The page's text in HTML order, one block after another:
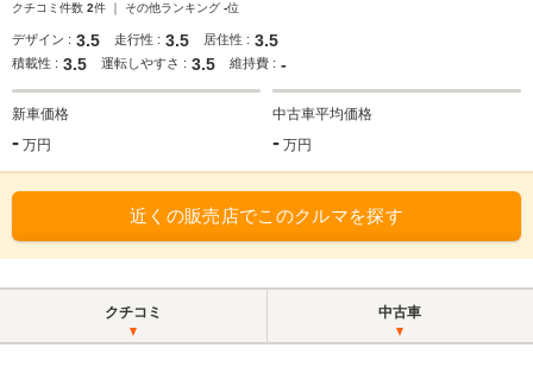
クチコミ件数 2件 ｜ その他ランキング -位
デザイン : 3.5 走行性 : 3.5 居住性 : 3.5
積載性 : 3.5 運転しやすさ : 3.5 維持費 : -
新車価格
- 万円
中古車平均価格
- 万円
近くの販売店でこのクルマを探す
クチコミ 中古車